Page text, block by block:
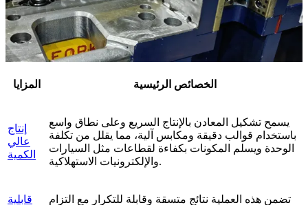
المزايا الخصائص الرئيسية
إنتاج
عالي
الكمية
يسمح تشكيل المعادن بالإنتاج السريع وعلى نطاق واسع
باستخدام قوالب دقيقة ومكابس آلية، مما يقلل من تكلفة
الوحدة ويسلم المكونات بكفاءة لقطاعات مثل السيارات
والإلكترونيات الاستهلاكية.
قابلية
تضمن هذه العملية نتائج متسقة وقابلة للتكرار مع التزام